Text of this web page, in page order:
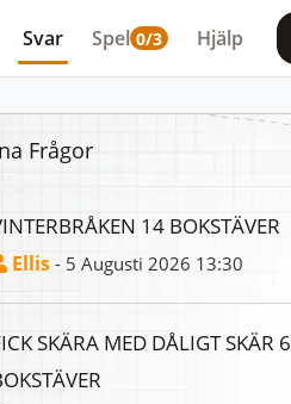
Svar Spel 0/3 Hjälp
Frågor
14 BOKSTÄVER
Ellis - 5 Augusti 2026 13:30
SKÄRA MED DÅLIGT SKÄR 6